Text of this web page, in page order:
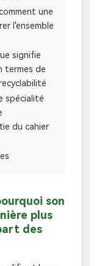
une
l'ensemble
signifie
termes de
spécialité
du cahier
son
plus
des